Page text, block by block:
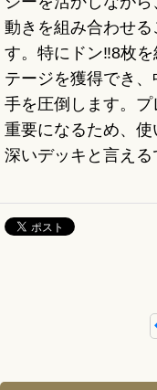
動きを組み合わせ
す。特にドン‼8枚
テージを獲得でき
手を圧倒します。
重要になるため、
深いデッキと言える